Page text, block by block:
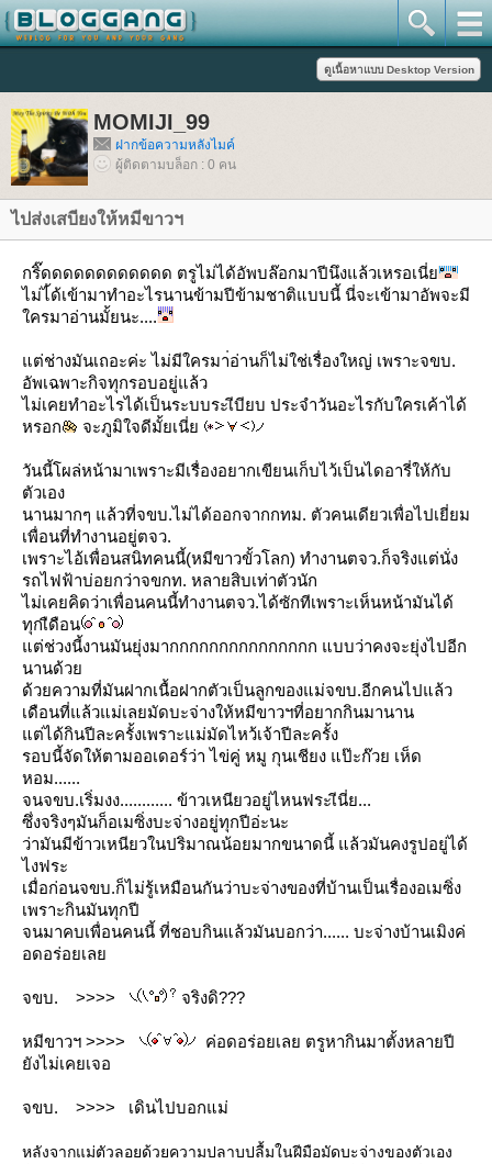
MOMIJI_99
ฝากข้อความหลังไมค์
ผู้ติดตามบล็อก : 0 คน
ไปส่งเสบียงให้หมีขาวฯ
กริ๊ดดดดดดดดดดดด ตรูไม่ได้อัพบล๊อกมาปีนึงแล้วเหรอเนี่
ไม่ไ้ด้เข้ามาทำอะไรนานข้ามปีข้ามชาติแบบนี้ นี่จะเข้ามาอัพจะมี
ครมาอ่านมั้ยนะ....
ต่ช่างมันเถอะค่ะ ไม่มีใครมา่อ่านก็ไม่ใช่เรื่องใหญ่ เพราะจขบ.
อัพเฉพาะกิจทุกรอบอยู่แล้ว
ไม่เคยทำอะไรได้เป็นระบบระเีบียบ ประจำวันอะไรกับใครเค้าได้
หรอก
จะภูมิใจดีมั้ยเนี่
วันนี้โผล่หน้ามาเพราะมีเรื่องอยากเขียนเก็บไว้เป็นไดอารี่ให้กับ
ตัวเอง
นานมากๆ แล้วที่จขบ.ไม่ได้ออกจากกทม. ตัวคนเดียวเพื่อไปเยี่ยม
เพื่อนที่ทำงานอยู่ตจว.
เพราะไอ้เพื่อนสนิทคนนี้(หมีขาวขั้วโลก) ทำงานตจว.ก็จริงแต่นั่ง
รถไฟฟ้าบ่อยกว่าจขกท. หลายสิบเท่าตัวนัก
ไม่เคยคิดว่าเพื่อนคนนี้ทำงานตจว.ได้ซักทีเพราะเห็นหน้ามันได้
ทุกเืดือน
ต่ช่วงนี้งานมันยุ่งมากกกกกกกกกกกกกกก แบบว่าคงจะยุ่งไปอีก
นานด้ว
ด้วยความที่มันฝากเนื้อฝากตัวเป็นลูกของแม่จขบ.อีกคนไปแล้ว
เดือนที่แล้วแม่เลยมัดบะจ่างให้หมีขาวฯที่อยากกินมานาน
ต่ได้กินปีละครั้งเพราะแม่มัดไหว้เจ้าปีละครั้ง
รอบนี้จัดให้ตามออเดอร์ว่า ไข่คู่ หมู กุนเชียง แป๊ะก๊วย เห็ด
หอม......
จนจขบ.เริ่มงง............ ข้าวเหนียวอยู่ไหนฟระเีนี่ย...
ซึ่งจริงๆมันก็อเมซิ่งบะจ่างอยู่ทุกปีอ่ะนะ
ว่ามันมีข้าวเหนียวในปริมาณน้อยมากขนาดนี้ แล้วมันคงรูปอยู่ได้
ไงฟระ
เมื่อก่อนจขบ.ก็ไม่รู้เหมือนกันว่าบะจ่างของที่บ้านเป็นเรื่องอเมซิ่ง
เพราะกินมันทุกปี
จนมาคบเพื่อนคนนี้ ที่ชอบกินแล้วมันบอกว่า...... บะจ่างบ้านเมิงค่
อดอร่อยเล
จขบ. >>>> จริงดิ???
หมีขาวฯ >>>>
ค่อดอร่อยเลย ตรูหากินมาตั้งหลายปี
ังไม่เคยเจอ
จขบ. >>>> เดินไปบอกแม่
หลังจากแม่ตัวลอยด้วยความปลาบปลื้มในฝีมือมัดบะจ่างของตัวเอง